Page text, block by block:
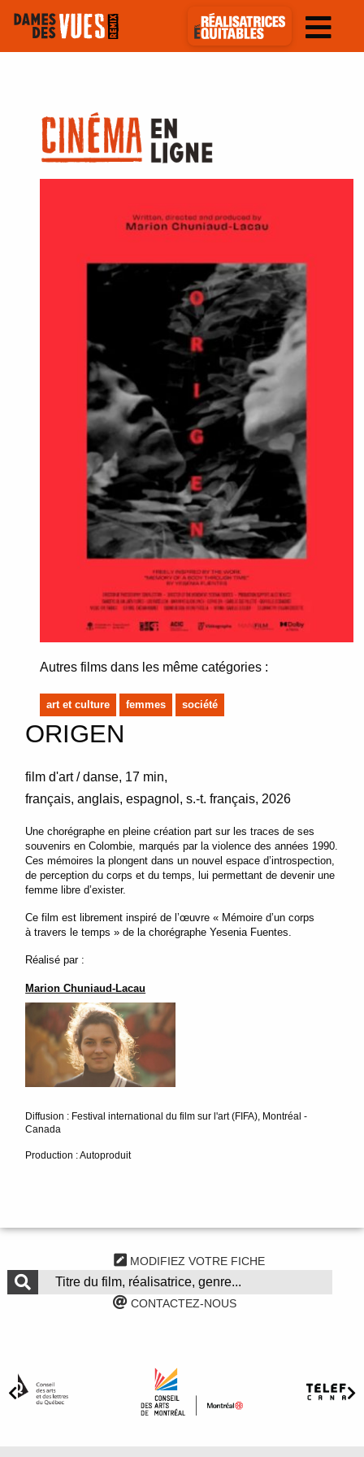
Autres films dans les même catégories :
art et culture femmes société
ORIGEN
film d'art / danse 17 min
français, anglais, espagnol, s.-t. français 2026
Une chorégraphe en pleine création part sur les traces de ses
souvenirs en Colombie, marqués par la violence des années 1990
Ces mémoires la plongent dans un nouvel espace d’introspection,
de perception du corps et du temps, lui permettant de devenir une
femme libre d’exister.
Ce film est librement inspiré de l’œuvre « Mémoire d’un corps
à travers le temps » de la chorégraphe Yesenia Fuentes.
Réalisé par :
Marion Chuniaud-Lacau
Diffusion : Festival international du film sur l'art (FIFA), Montréal -
Canada
Production : Autoproduit
MODIFIEZ VOTRE FICHE
CONTACTEZ-NOUS